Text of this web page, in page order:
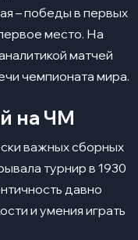
– победы в первых
место. На
матчей
чемпионата мира.
на ЧМ
важных сборных
турнир в 1930
давно
и умения играть